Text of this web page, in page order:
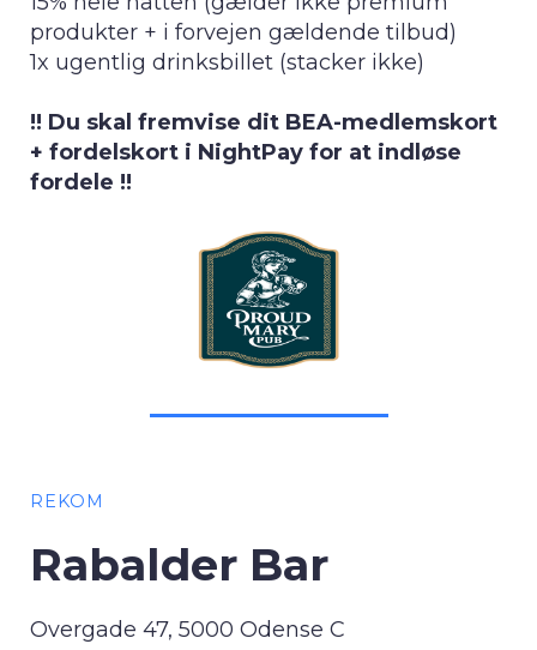
produkter + i forvejen gældende tilbud)
1x ugentlig drinksbillet (stacker ikke)
!! Du skal fremvise dit BEA-medlemskort
+ fordelskort i NightPay for at indløse
fordele !!
REKOM
Rabalder Bar
Overgade 47, 5000 Odense C